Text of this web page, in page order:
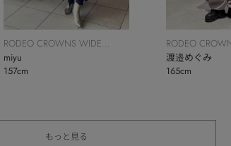
RODEO CROWNS WIDE
BOWL
miyu
157cm
RODEO
BOWL
渡邉めぐみ
165cm
もっと見る